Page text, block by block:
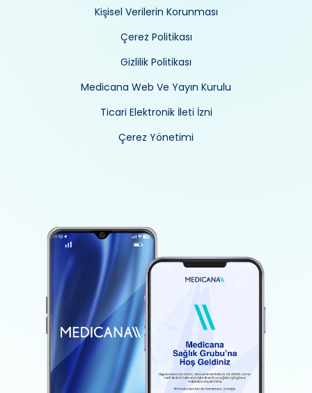
Kişisel Verilerin Korunması
Çerez Politikası
Gizlilik Politikası
Medicana Web Ve Yayın Kurulu
Ticari Elektronik İleti İzni
Çerez Yönetimi